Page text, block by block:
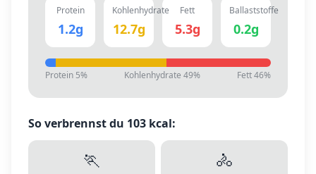
Protein
1.2g
Kohlenhydrate
12.7g
Fett
5.3g
Ballaststoffe
0.2g
Protein 5% Kohlenhydrate 49% Fett46%
So verbrennst du 103 kcal:
🏃 🚴